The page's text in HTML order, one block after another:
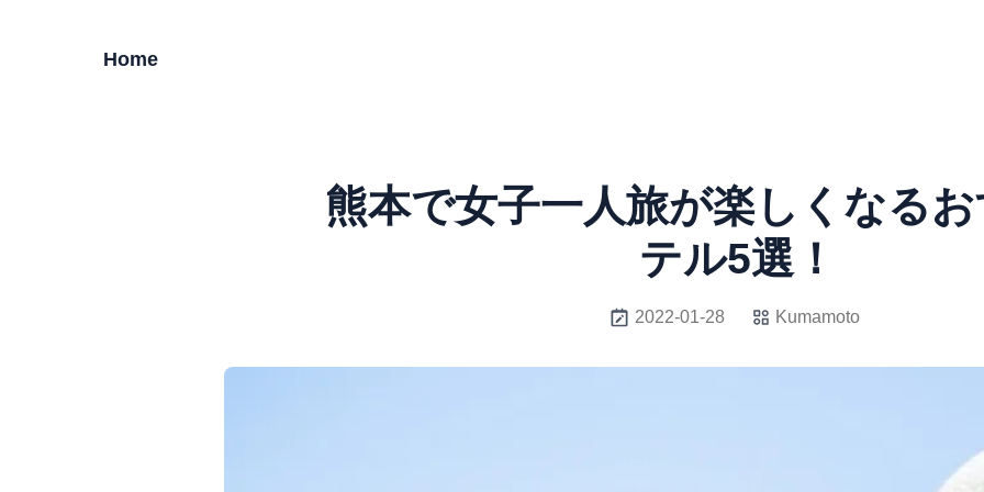
Home
熊本で女子一人旅が楽しくなる
テル5選！
2022-01-28 Kumamoto